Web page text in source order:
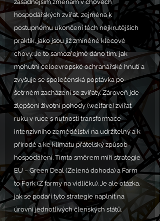
zásadnějším změnám v chovech
hospodářských zvířat, zejména k
postupnému ukončení těch nejkrutějších
praktik, jako jsou již zmíněné klecové
chovy. Je to samozřejmě dáno tím, jak
mohutní celoevropské ochranářské hnutí a
zvyšuje se společenská poptávka po
šetrném zacházení se zvířaty. Zároveň jde
zlepšení životní pohody (welfare) zvířat
ruku v ruce s nutností transformace
intenzivního zemědělství na udržitelný a k
přírodě a ke klimatu přátelský způsob
hospodaření. Tímto směrem míří strategie
EU – Green Deal (Zelená dohoda) a Farm
to Fork (Z farmy na vidličku). Je ale otázka,
jak se podaří tyto strategie naplnit na
úrovni jednotlivých členských států.